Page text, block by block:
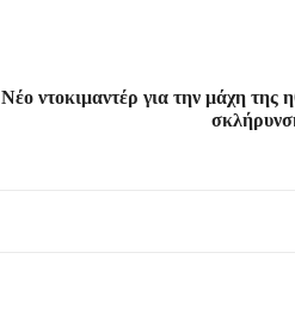
ντοκιμαντέρ για την μάχη της